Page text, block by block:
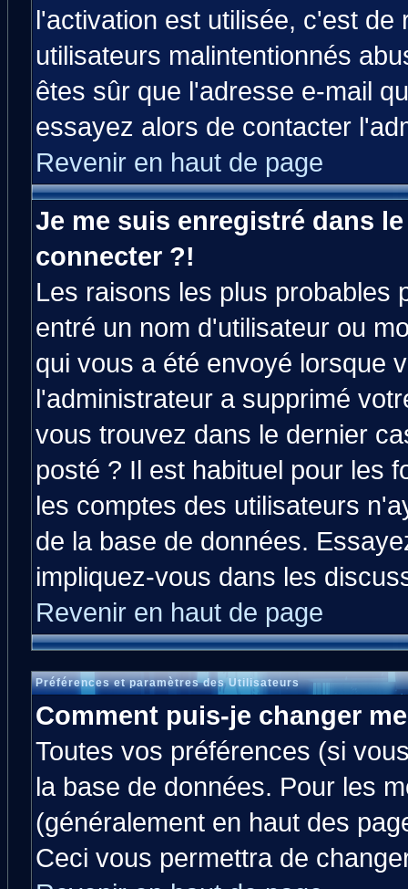
l'activation est utilisée, c'est
utilisateurs malintentionnés
êtes sûr que l'adresse e-mail
essayez alors de contacter
Revenir en haut de page
Je me suis enregistré dans
connecter ?!
Les raisons les plus probables
entré un nom d'utilisateur ou
qui vous a été envoyé lorsque
l'administrateur a supprimé
vous trouvez dans le dernier
posté ? Il est habituel pour les
les comptes des utilisateurs
de la base de données.
impliquez-vous dans les
Revenir en haut de page
Préférences et paramètres des Utilisateurs
Comment puis-je changer
Toutes vos préférences (si
la base de données. Pour les
(généralement en haut des
Ceci vous permettra de